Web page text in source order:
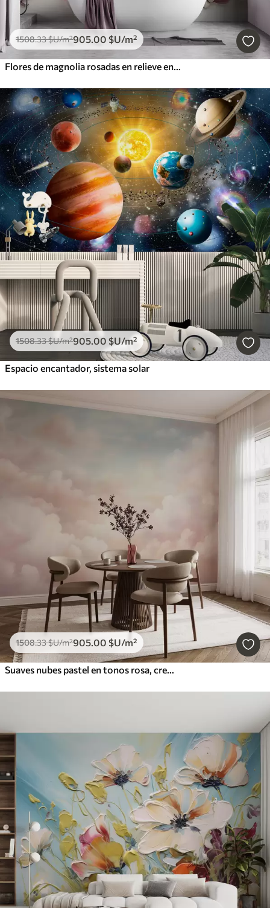
1508.33$U/m²905.00 $U/m²
Flores de magnolia rosadas en relieve en una rama elegante
1508.33$U/m²905.00 $U/m²
Espacio encantador, sistema solar
1508.33$U/m²905.00 $U/m²
Suaves nubes pastel en tonos rosa, crema y azul